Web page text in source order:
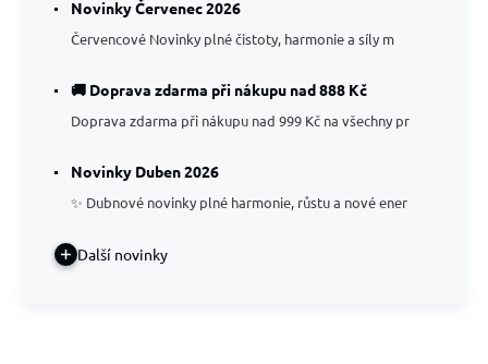
Novinky Červenec 2026
Červencové Novinky plné čistoty, harmonie a síly m
🚚 Doprava zdarma při nákupu nad 888 Kč
Doprava zdarma při nákupu nad 999 Kč na všechny pr
Novinky Duben 2026
✨ Dubnové novinky plné harmonie, růstu a nové ener
Další novinky